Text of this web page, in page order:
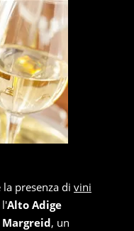
presenza di vini
l'Alto Adige
Margreid, un